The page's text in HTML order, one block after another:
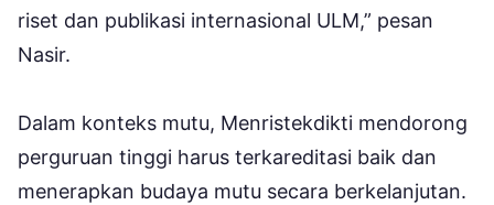
riset dan publikasi internasional ULM,” pesan
Nasir.
Dalam konteks mutu, Menristekdikti mendorong
perguruan tinggi harus terkareditasi baik dan
menerapkan budaya mutu secara berkelanjutan.